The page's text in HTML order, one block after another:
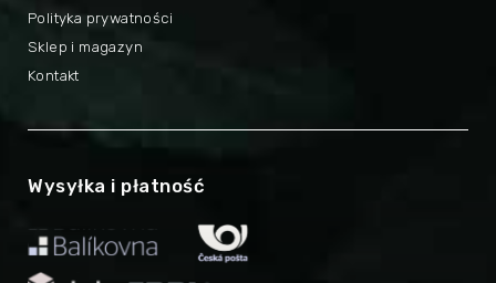
Polityka prywatności
Sklep i magazyn
Kontakt
Wysyłka i płatność